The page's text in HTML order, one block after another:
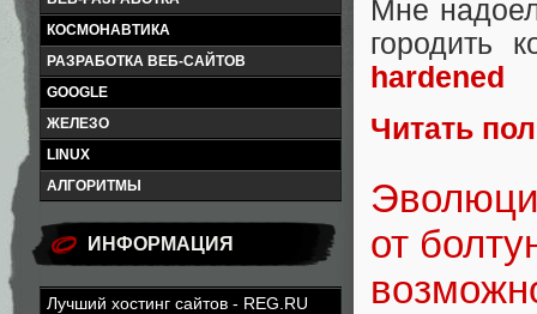
КОСМОНАВТИКА
РАЗРАБОТКА ВЕБ-САЙТОВ
GOOGLE
ЖЕЛЕЗО
LINUX
АЛГОРИТМЫ
ИНФОРМАЦИЯ
Лучший хостинг сайтов - REG.RU
Мне
городить
hardened
Читать
от